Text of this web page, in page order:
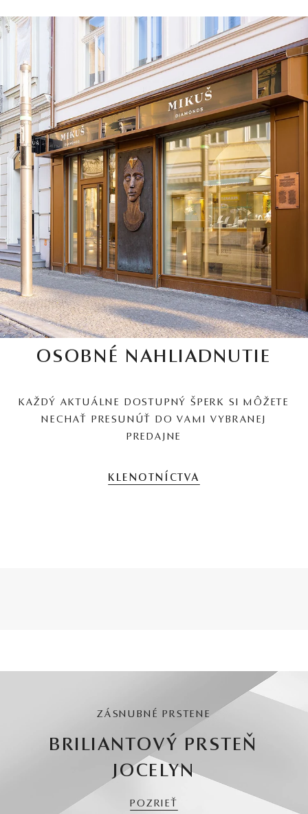
OSOBNÉ NAHLIADNUTIE
KAŽDÝ AKTUÁLNE DOSTUPNÝ ŠPERK SI MÔŽETE
NECHAŤ PRESUNÚŤ DO VAMI VYBRANEJ
PREDAJNE
KLENOTNÍCTVA
ZÁSNUBNÉ PRSTENE
BRILIANTOVÝ PRSTEŇ
JOCELYN
POZRIEŤ